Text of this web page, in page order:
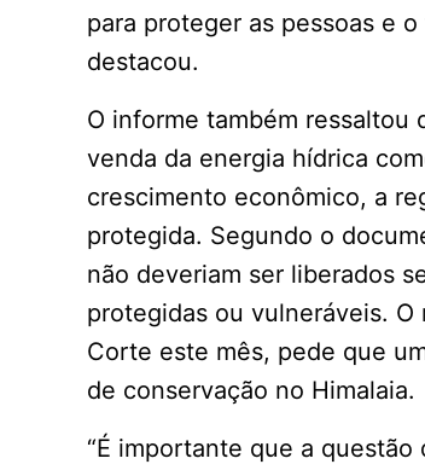
para proteger as pessoas e
destacou.
O informe também ressaltou
venda da energia hídrica
crescimento econômico, a
protegida. Segundo o
não deveriam ser liberados
protegidas ou vulneráveis.
Corte este mês, pede que
de conservação no Himalaia.
“É importante que a